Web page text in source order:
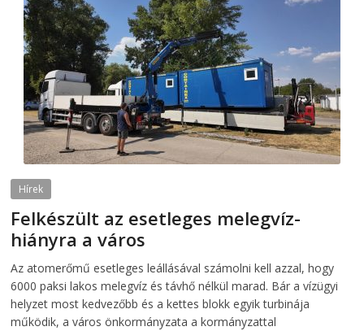
Hírek
Felkészült az esetleges melegvíz-
hiányra a város
Az atomerőmű esetleges leállásával számolni kell azzal, hogy
6000 paksi lakos melegvíz és távhő nélkül marad. Bár a vízügyi
helyzet most kedvezőbb és a kettes blokk egyik turbinája
működik, a város önkormányzata a kormányzattal